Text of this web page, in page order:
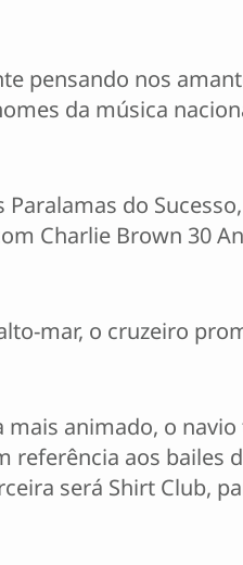
pensando nos
da música
Paralamas do
Charlie Brown 30
mar, o cruzeiro
mais animado, o
referência aos bailes
será Shirt Club,